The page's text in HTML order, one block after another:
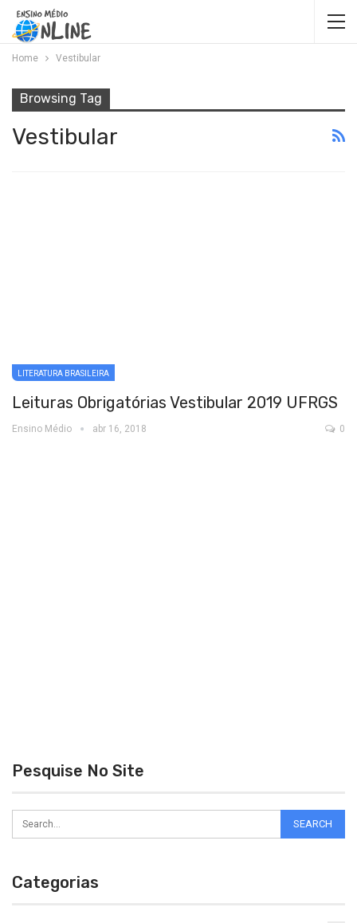
Home Vestibular
Browsing Tag
Vestibular
LITERATURA BRASILEIRA
Leituras Obrigatórias Vestibular 2019 UFRGS
Ensino Médio abr 16, 2018 0
Pesquise No Site
Categorias